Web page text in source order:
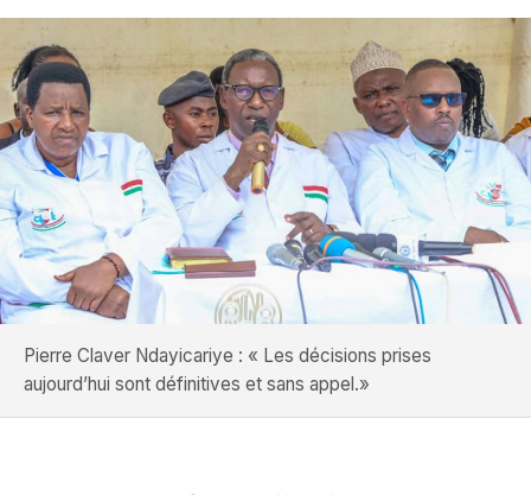
Pierre Claver Ndayicariye : « Les décisions prises
aujourd’hui sont définitives et sans appel.»